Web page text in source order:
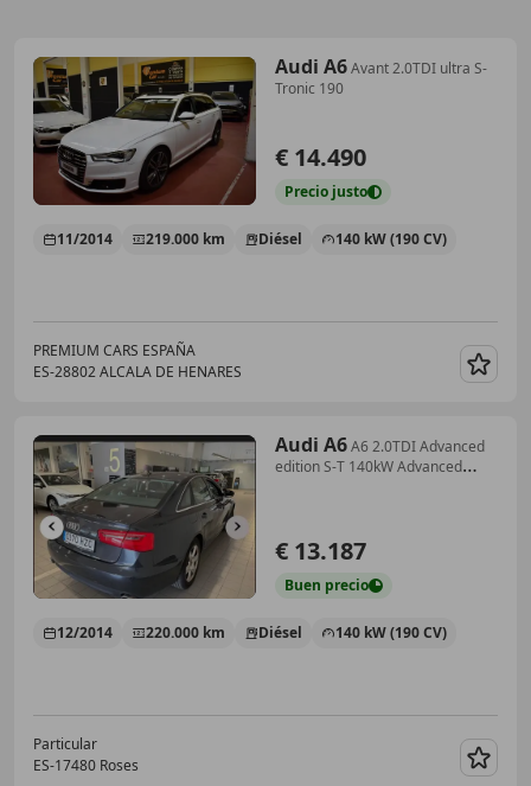
Audi A6Avant 2.0TDI ultra S-
Tronic 190
€ 14.490
Precio justo
11/2014 219.000 km Diésel 140 kW (190 CV)
PREMIUM CARS ESPAÑA
ES-28802 ALCALA DE HENARES
Audi A6A6 2.0TDI Advanced
edition S-T 140kW Advanced
€ 13.187
Buen precio
12/2014 220.000 km Diésel 140 kW (190 CV)
Particular
ES-17480 Roses